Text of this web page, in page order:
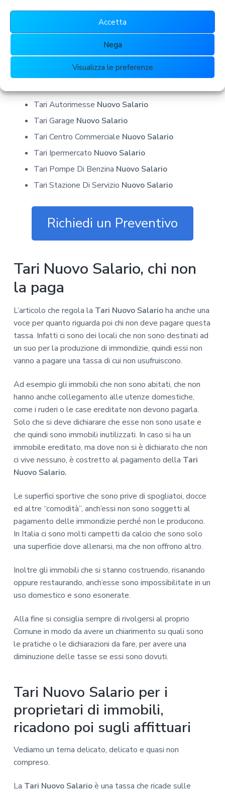
Accetta
Nega
Visualizza le preferenze
Tari DiscotecheNuovo Salario
Tari Cliniche PrivateNuovo Salario
Nuovo Salario
Tari Centro Medicina EsteticaNuovo Salario
Tari Studio DentisticoNuovo Salario
Tari Studio MedicoNuovo Salario
Tari Autorimesse Nuovo Salario
Tari Garage Nuovo Salario
Tari Centro Commerciale Nuovo Salario
Tari Ipermercato Nuovo Salario
Tari Pompe Di Benzina Nuovo Salario
Tari Stazione Di Servizio Nuovo Salario
Richiedi un Preventivo
Tari Nuovo Salario, chi non
la paga
L’articolo che regola la Tari Nuovo Salarioha anche una
voce per quanto riguarda poi chi non deve pagare questa
tassa. Infatti ci sono dei locali che non sono destinati ad
un suo per la produzione di immondizie, quindi essi non
vanno a pagare una tassa di cui non usufruiscono.
Ad esempio gli immobili che non sono abitati, che non
hanno anche collegamento alle utenze domestiche,
come i ruderi o le case ereditate non devono pagarla.
Solo che si deve dichiarare che esse non sono usate e
che quindi sono immobili inutilizzati. In caso si ha un
immobile ereditato, ma dove non si è dichiarato che non
ci vive nessuno, è costretto al pagamento della Tari
Nuovo Salario.
Le superfici sportive che sono prive di spogliatoi, docce
ed altre “comodità”, anch’essi non sono soggetti al
pagamento delle immondizie perché non le producono.
In Italia ci sono molti campetti da calcio che sono solo
una superficie dove allenarsi, ma che non offrono altro.
Inoltre gli immobili che si stanno costruendo, risanando
oppure restaurando, anch’esse sono impossibilitate in un
uso domestico e sono esonerate.
Alla fine si consiglia sempre di rivolgersi al proprio
Comune in modo da avere un chiarimento su quali sono
le pratiche o le dichiarazioni da fare, per avere una
diminuzione delle tasse se essi sono dovuti.
Tari Nuovo Salario per i
proprietari di immobili,
ricadono poi sugli affittuari
Vediamo un tema delicato, delicato e quasi non
compreso.
La Tari Nuovo Salarioè una tassa che ricade sulle